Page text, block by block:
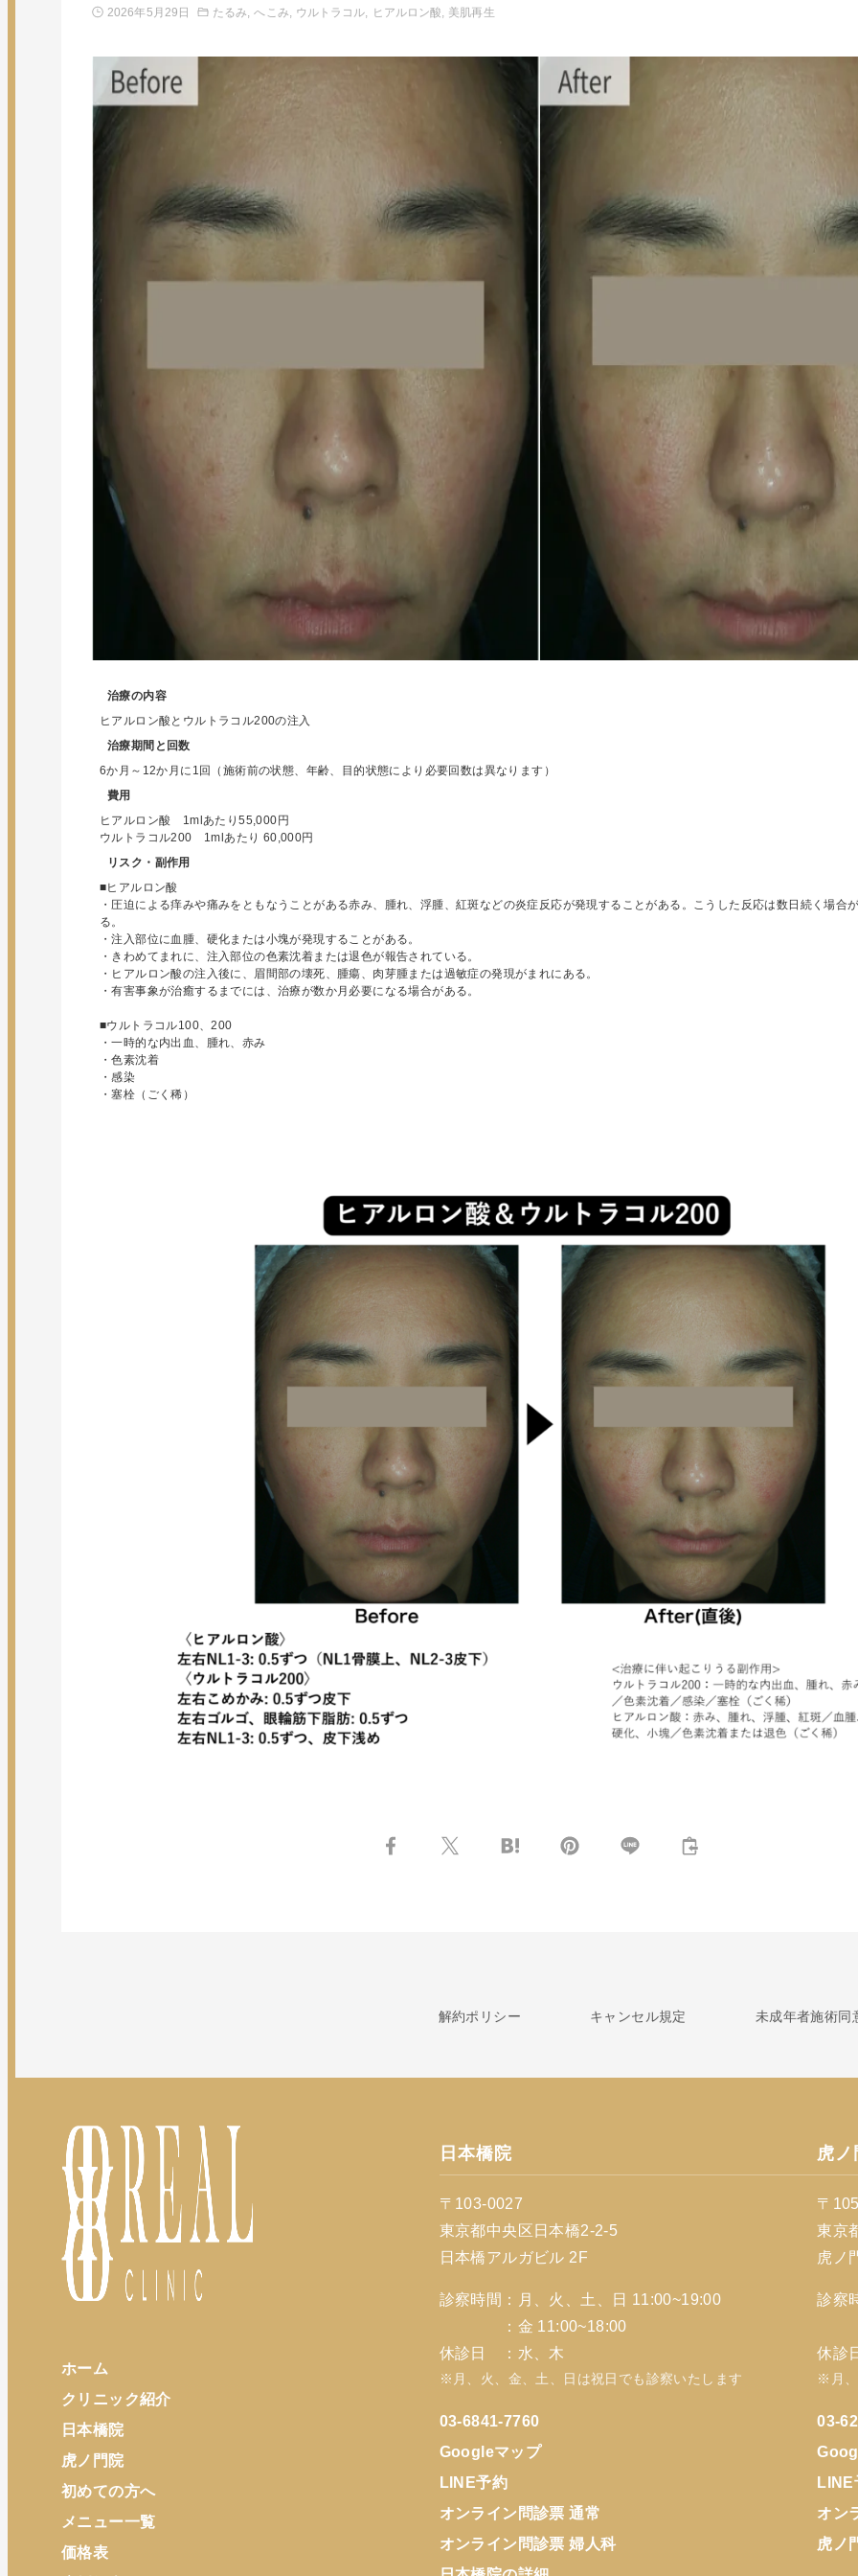
2026年5月29日 たるみ へこみ ウルトラコル ヒアルロン酸 美肌再生
治療の内容
ヒアルロン酸とウルトラコル200の注入
治療期間と回数
6か月～12か月に1回（施術前の状態、年齢、目的状態により必要回数は異なります）
費用
ヒアルロン酸 1mlあたり55,000円
ウルトラコル200 1mlあたり 60,000円
リスク・副作用
■ヒアルロン酸
・圧迫による痒みや痛みをともなうことがある赤み、腫れ、浮腫、紅斑などの炎症反応が発現することがある。こうした反応は数日続く場合
る。
・注入部位に血腫、硬化または小塊が発現することがある。
・きわめてまれに、注入部位の色素沈着または退色が報告されている。
・ヒアルロン酸の注入後に、眉間部の壊死、腫瘍、肉芽腫または過敏症の発現がまれにある。
・有害事象が治癒するまでには、治療が数か月必要になる場合がある。
■ウルトラコル100、200
・一時的な内出血、腫れ、赤み
・色素沈着
・感染
・塞栓（ごく稀）
解約ポリシー キャンセル規定 未成年者施術同
ホーム
クリニック紹介
日本橋院
虎ノ門院
初めての方へ
メニュー一覧
価格表
日本橋院
〒103-0027
東京都中央区日本橋2-2-5
日本橋アルガビル 2F
診察時間：月、火、土、日 11:00~19:00
：金 11:00~18:00
休診日 ：水、木
※月、火、金、土、日は祝日でも診察いたします
03-6841-7760
Googleマップ
LINE予約
オンライン問診票 通常
オンライン問診票 婦人科
虎ノ
〒
東京
虎ノ
診察
休診
※月、
03-
LINE
オン
虎ノ